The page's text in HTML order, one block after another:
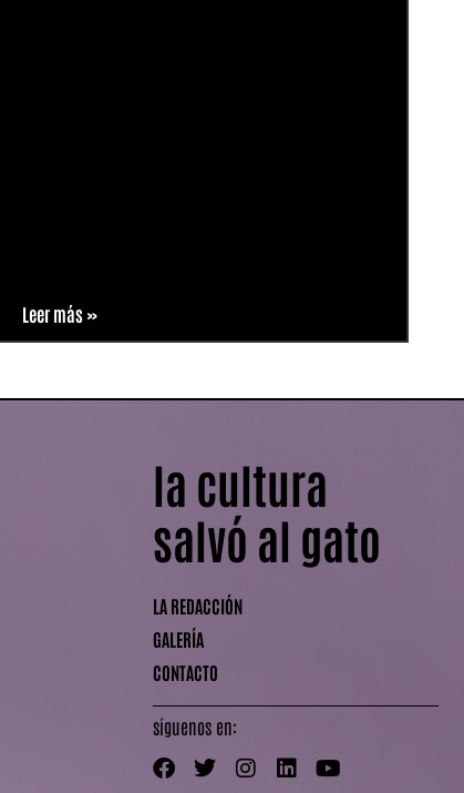
Leer más »
la cultura
salvó al gato
LA REDACCIÓN
GALERÍA
CONTACTO
síguenos en: